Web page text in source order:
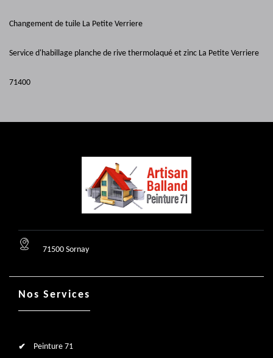
Changement de tuile La Petite Verriere
Service d'habillage planche de rive thermolaqué et zinc La Petite Verriere
71400
71500 Sornay
Nos Services
Peinture 71